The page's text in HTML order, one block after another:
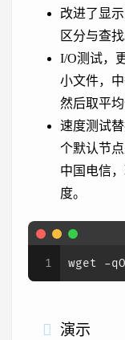
改进了显
区分与查找
I/O测试，
小文件，
然后取平均
速度测试
个默认节点
中国电信
度。
1 wget -
演示